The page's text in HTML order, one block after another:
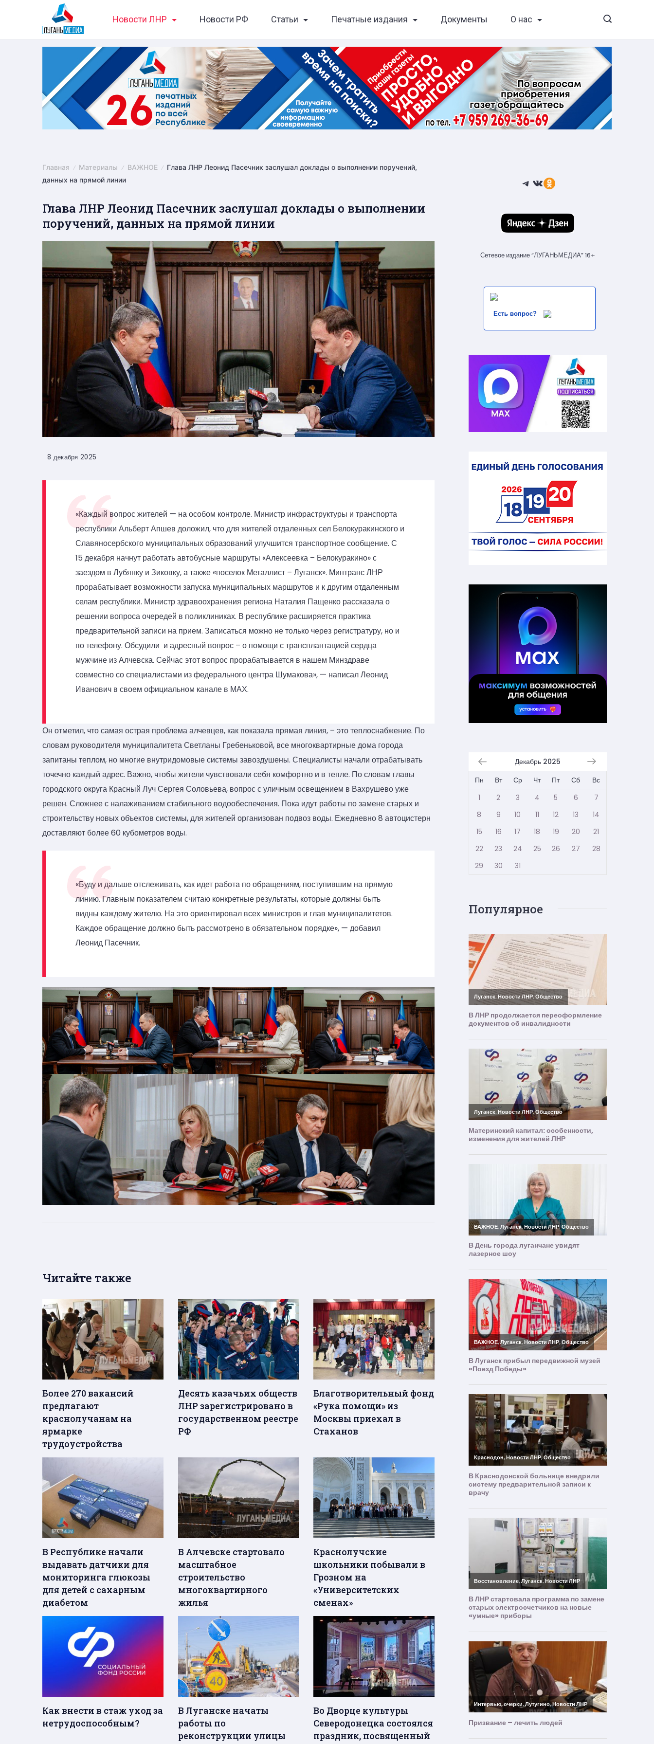
Новости ЛНР Новости РФ Статьи Печатные издания Документы О нас
Главная Материалы ВАЖНОЕ
Глава ЛНР Леонид Пасечник заслушал доклады о выполнении поручений,
данных на прямой линии
Глава ЛНР Леонид Пасечник заслушал доклады о выполнении
поручений, данных на прямой линии
8 декабря 2025
«Каждый вопрос жителей — на особом контроле. Министр инфраструктуры и транспорта
республики Альберт Апшев доложил, что для жителей отдаленных сел Белокуракинского и
Славяносербского муниципальных образований улучшится транспортное сообщение. С
15 декабря начнут работать автобусные маршруты «Алексеевка – Белокуракино» с
заездом в Лубянку и Зиковку, а также «поселок Металлист – Луганск». Минтранс ЛНР
прорабатывает возможности запуска муниципальных маршрутов и к другим отдаленным
селам республики. Министр здравоохранения региона Наталия Пащенко рассказала о
решении вопроса очередей в поликлиниках. В республике расширяется практика
предварительной записи на прием. Записаться можно не только через регистратуру, но и
по телефону. Обсудили и адресный вопрос – о помощи с трансплантацией сердца
мужчине из Алчевска. Сейчас этот вопрос прорабатывается в нашем Минздраве
совместно со специалистами из федерального центра Шумакова», — написал Леонид
Иванович в своем официальном канале в МАХ.
Он отметил, что самая острая проблема алчевцев, как показала прямая линия, – это теплоснабжение. По
словам руководителя муниципалитета Светланы Гребеньковой, все многоквартирные дома города
запитаны теплом, но многие внутридомовые системы завоздушены. Специалисты начали отрабатывать
точечно каждый адрес. Важно, чтобы жители чувствовали себя комфортно и в тепле. По словам главы
городского округа Красный Луч Сергея Соловьева, вопрос с уличным освещением в Вахрушево уже
решен. Сложнее с налаживанием стабильного водообеспечения. Пока идут работы по замене старых и
строительству новых объектов системы, для жителей организован подвоз воды. Ежедневно 8 автоцистерн
доставляют более 60 кубометров воды.
«Буду и дальше отслеживать, как идет работа по обращениям, поступившим на прямую
линию. Главным показателем считаю конкретные результаты, которые должны быть
видны каждому жителю. На это ориентировал всех министров и глав муниципалитетов.
Каждое обращение должно быть рассмотрено в обязательном порядке», — добавил
Леонид Пасечник.
Читайте также
Более 270 вакансий
предлагают
краснолучанам на
ярмарке
трудоустройства
Десять казачьих обществ
ЛНР зарегистрировано в
государственном реестре
РФ
Благотворительный фонд
«Рука помощи» из
Москвы приехал в
Стаханов
В Республике начали
выдавать датчики для
мониторинга глюкозы
для детей с сахарным
диабетом
В Алчевске стартовало
масштабное
строительство
многоквартирного
жилья
Краснолучские
школьники побывали в
Грозном на
«Университетских
сменах»
Как внести в стаж уход за
нетрудоспособным?
В Луганске начаты
работы по
реконструкции улицы
Во Дворце культуры
Северодонецка состоялся
праздник, посвященный
Telegram
ВКонтакте
Ссылка
Сетевое издание “ЛУГАНЬМЕДИА” 16+
Есть вопрос?
Декабрь 2025
Пн
Вт Ср Чт Пт Сб
Вс
1
2 3 4 5 6
7
8
9 10 11 12 13
14
15
16 17 18 19 20
21
22
23 24 25 26 27
28
29
30 31
Популярное